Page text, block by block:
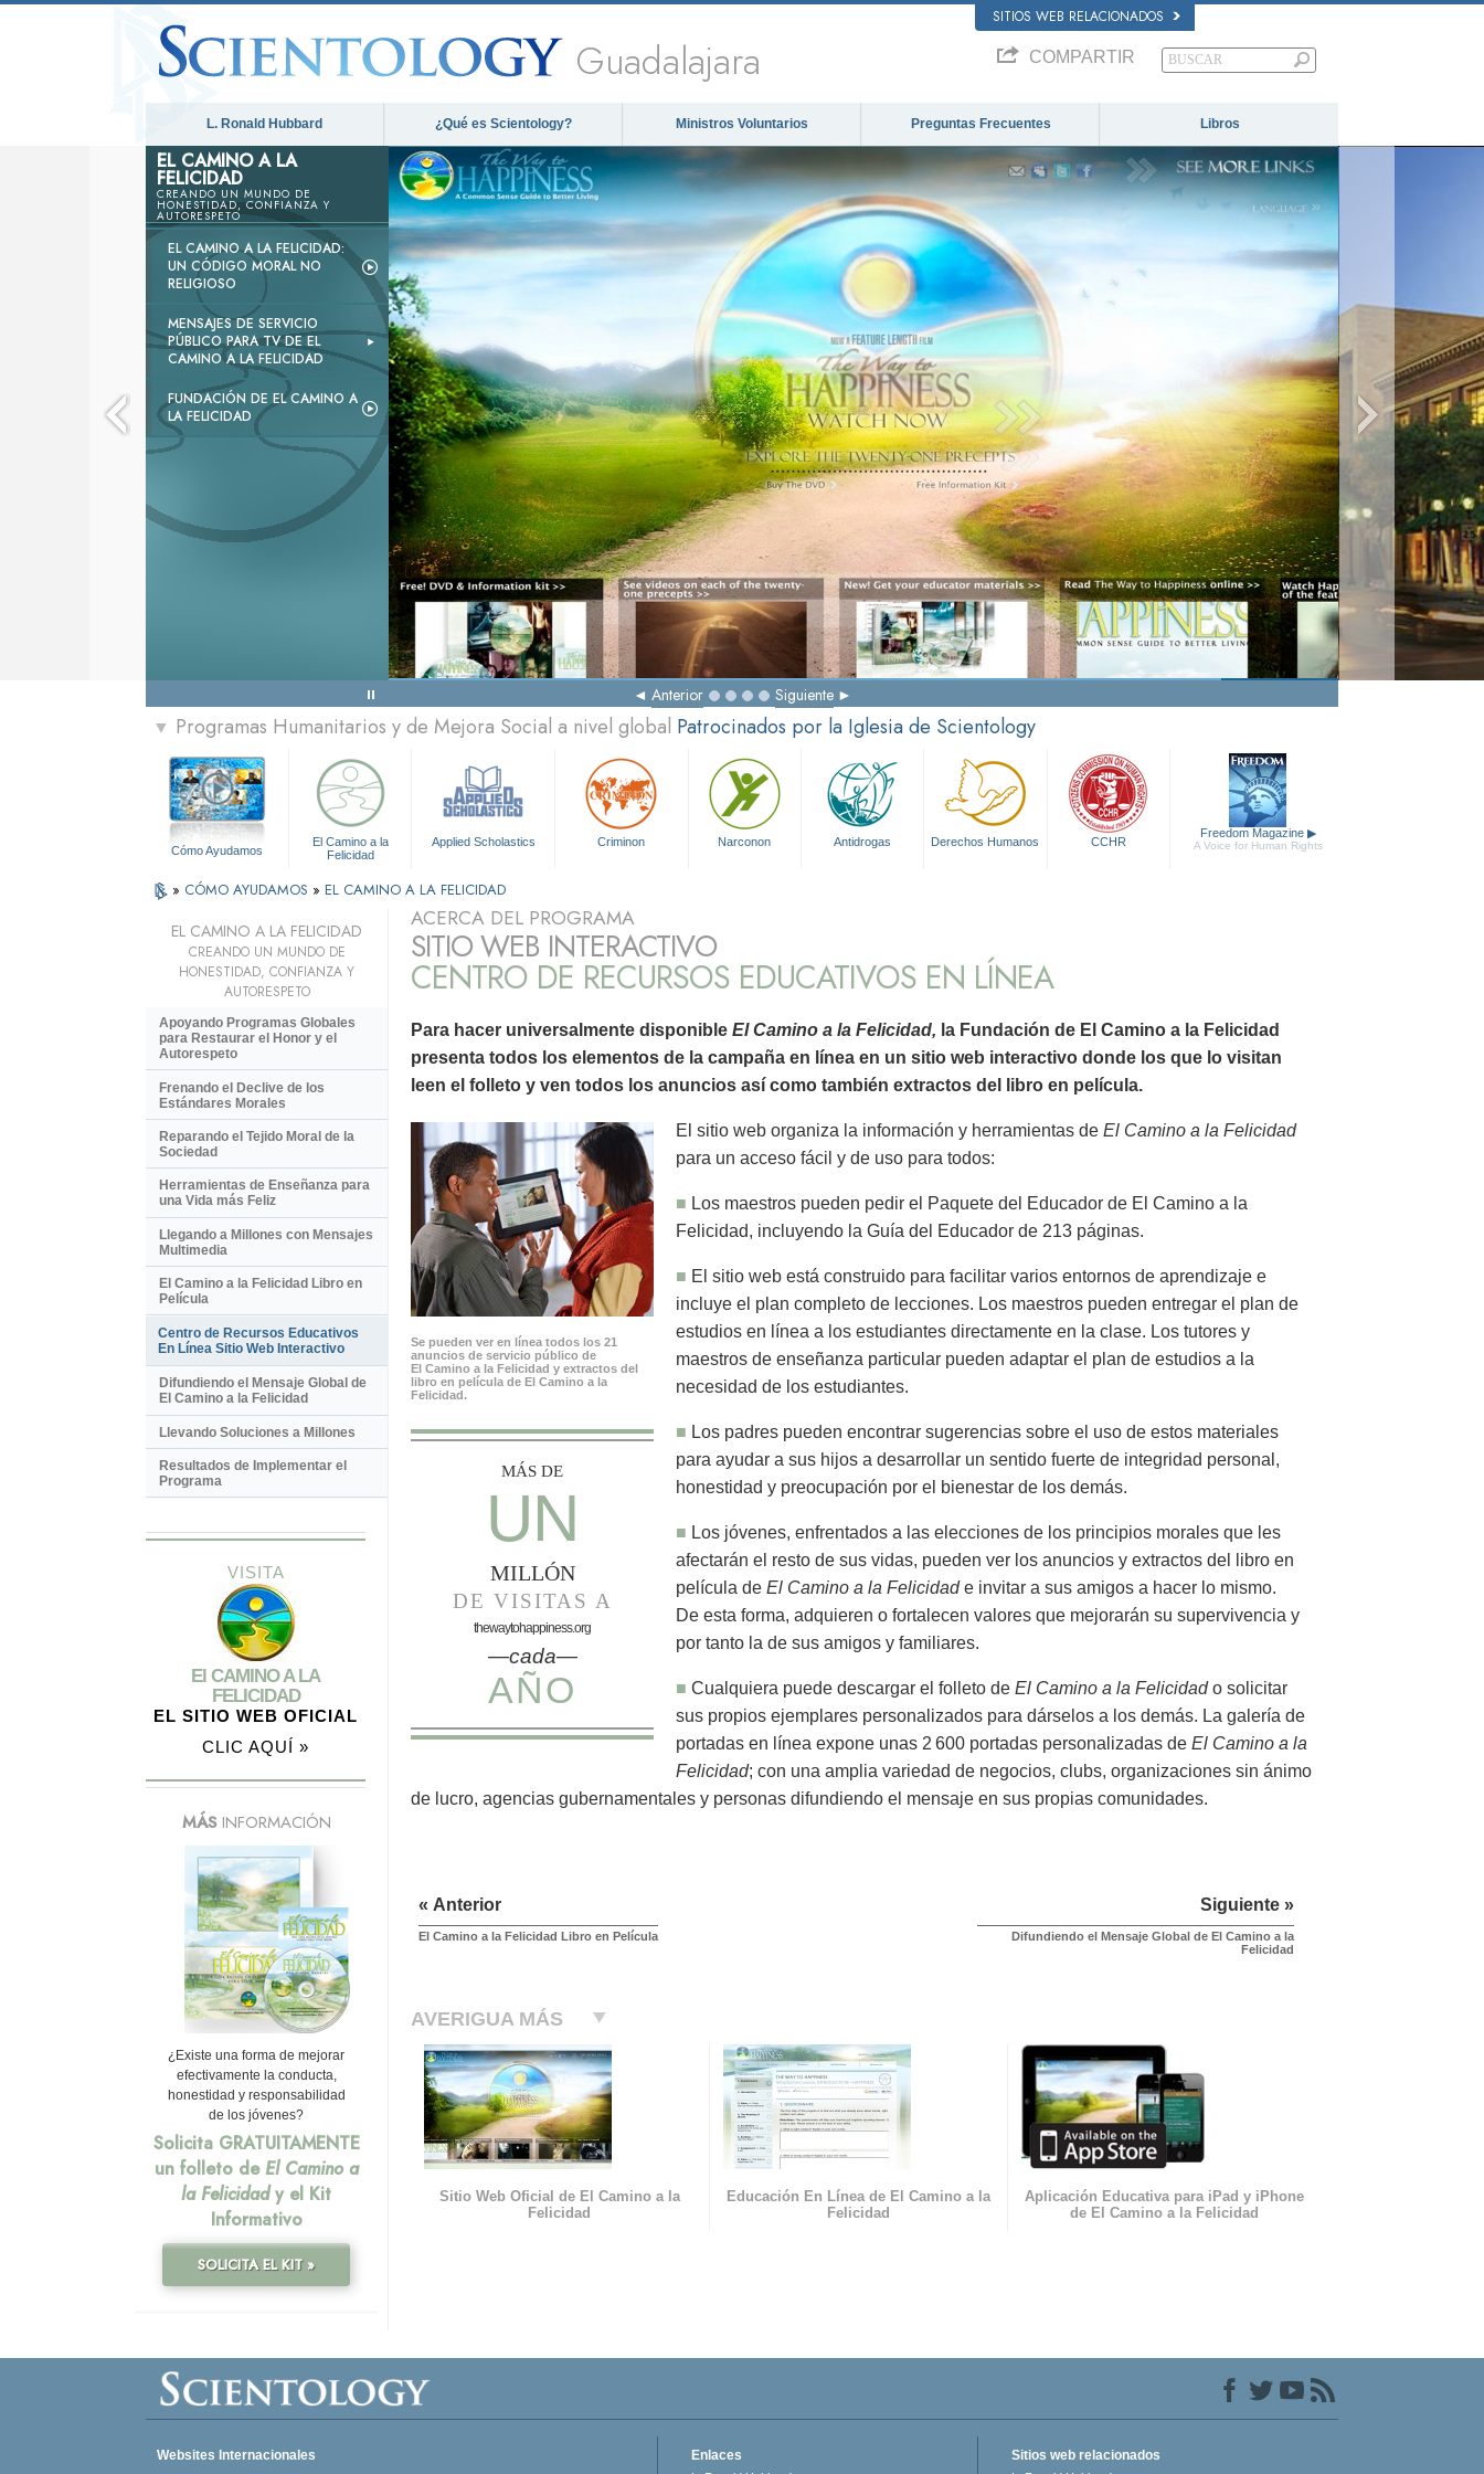
SITIOS WEB RELACIONADOS
Guadalajara COMPARTIR
L. Ronald Hubbard ¿Qué es Scientology? Ministros Voluntarios Preguntas Frecuentes Libros
EL CAMINO A LA
FELICIDAD
CREANDO UN MUNDO DE
HONESTIDAD, CONFIANZA Y
AUTORESPETO
EL CAMINO A LA FELICIDAD:
UN CÓDIGO MORAL NO
RELIGIOSO
MENSAJES DE SERVICIO
PÚBLICO PARA TV DE EL
CAMINO A LA FELICIDAD
FUNDACIÓN DE EL CAMINO A
LA FELICIDAD
Anterior Siguiente
▼ Programas Humanitarios y de Mejora Social a nivel global Patrocinados por la Iglesia de Scientology
Cómo Ayudamos
El Camino a la
Felicidad
Applied Scholastics Criminon Narconon Antidrogas Derechos Humanos CCHR
Freedom Magazine ▶
A Voice for Human Rights
» CÓMO AYUDAMOS » EL CAMINO A LA FELICIDAD
ACERCA DEL PROGRAMA
SITIO WEB INTERACTIVO
CENTRO DE RECURSOS EDUCATIVOS EN LÍNEA
Para hacer universalmente disponible El Camino a la Felicidad, la Fundación de El Camino a la Felicidad
presenta todos los elementos de la campaña en línea en un sitio web interactivo donde los que lo visitan
leen el folleto y ven todos los anuncios así como también extractos del libro en película.
Se pueden ver en línea todos los 21
anuncios de servicio público de
El Camino a la Felicidad y extractos del
libro en película de El Camino a la
Felicidad.
MÁS DE
UN
MILLÓN
DE VISITAS A
thewaytohappiness.org
—cada—
AÑO
El sitio web organiza la información y herramientas de El Camino a la Felicidad
para un acceso fácil y de uso para todos:
■ Los maestros pueden pedir el Paquete del Educador de El Camino a la
Felicidad, incluyendo la Guía del Educador de 213 páginas.
■ El sitio web está construido para facilitar varios entornos de aprendizaje e
incluye el plan completo de lecciones. Los maestros pueden entregar el plan de
estudios en línea a los estudiantes directamente en la clase. Los tutores y
maestros de enseñanza particular pueden adaptar el plan de estudios a la
necesidad de los estudiantes.
■ Los padres pueden encontrar sugerencias sobre el uso de estos materiales
para ayudar a sus hijos a desarrollar un sentido fuerte de integridad personal,
honestidad y preocupación por el bienestar de los demás.
■ Los jóvenes, enfrentados a las elecciones de los principios morales que les
afectarán el resto de sus vidas, pueden ver los anuncios y extractos del libro en
película de El Camino a la Felicidade invitar a sus amigos a hacer lo mismo.
De esta forma, adquieren o fortalecen valores que mejorarán su supervivencia y
por tanto la de sus amigos y familiares.
■ Cualquiera puede descargar el folleto de El Camino a la Felicidado solicitar
sus propios ejemplares personalizados para dárselos a los demás. La galería de
portadas en línea expone unas 2 600 portadas personalizadas de El Camino a la
Felicidad; con una amplia variedad de negocios, clubs, organizaciones sin ánimo
de lucro, agencias gubernamentales y personas difundiendo el mensaje en sus propias comunidades.
« Anterior
El Camino a la Felicidad Libro en Película
Siguiente »
Difundiendo el Mensaje Global de El Camino a la
Felicidad
AVERIGUA MÁS
Sitio Web Oficial de El Camino a la
Felicidad
Educación En Línea de El Camino a la
Felicidad
Aplicación Educativa para iPad y iPhone
de El Camino a la Felicidad
EL CAMINO A LA FELICIDAD
CREANDO UN MUNDO DE
HONESTIDAD, CONFIANZA Y
AUTORESPETO
Apoyando Programas Globales
para Restaurar el Honor y el
Autorespeto
Frenando el Declive de los
Estándares Morales
Reparando el Tejido Moral de la
Sociedad
Herramientas de Enseñanza para
una Vida más Feliz
Llegando a Millones con Mensajes
Multimedia
El Camino a la Felicidad Libro en
Película
Centro de Recursos Educativos
En Línea Sitio Web Interactivo
Difundiendo el Mensaje Global de
El Camino a la Felicidad
Llevando Soluciones a Millones
Resultados de Implementar el
Programa
VISITA
El CAMINO A LA
FELICIDAD
EL SITIO WEB OFICIAL
CLIC AQUÍ »
MÁSINFORMACIÓN
¿Existe una forma de mejorar
efectivamente la conducta,
honestidad y responsabilidad
de los jóvenes?
Solicita GRATUITAMENTE
un folleto de El Camino a
la Felicidady el Kit
Informativo
SOLICITA EL KIT »
Websites Internacionales Enlaces Sitios web relacionados